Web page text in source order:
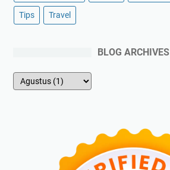
Tips Travel
BLOG ARCHIVES